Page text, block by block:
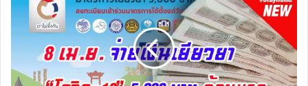
เงิน
เยียวยา
บาท